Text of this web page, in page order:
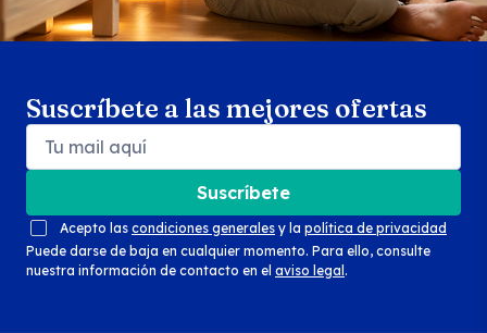
Suscríbete a las mejores ofertas
Suscríbete
Acepto las condiciones generales y la política de privacidad
Puede darse de baja en cualquier momento. Para ello, consulte
nuestra información de contacto en el aviso legal .